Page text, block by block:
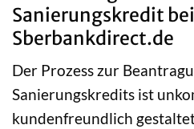
Sanierungskredit bei
Sberbankdirect.de
Der Prozess zur
Sanierungskredits ist
kundenfreundlich